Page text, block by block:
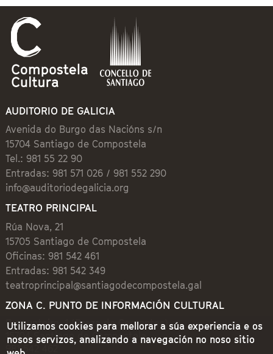
AUDITORIO DE GALICIA
Avenida do Burgo das Nacións s/n
15704 Santiago de Compostela
Tel.: 981 55 22 90
Entradas: 981 571 026 / 981 552 290
info@auditoriodegalicia.org
TEATRO PRINCIPAL
Rúa Nova, 21
15705 Santiago de Compostela
Oficinas: 981 542 461
Entradas: 981 542 349
teatroprincipal@santiagodecompostela.gal
ZONA C. PUNTO DE INFORMACIÓN CULTURAL
Preguntoiro, 1 (Praza de Cervantes)
15704 Santiago de Compostela
981 542 462
Utilizamos cookies para mellorar a súa experiencia e os
nosos servizos, analizando a navegación no noso sitio